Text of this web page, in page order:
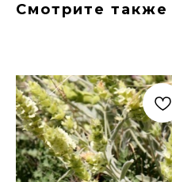
Смотрите также